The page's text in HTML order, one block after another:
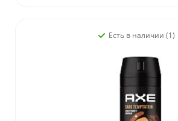
Есть в наличии (1)